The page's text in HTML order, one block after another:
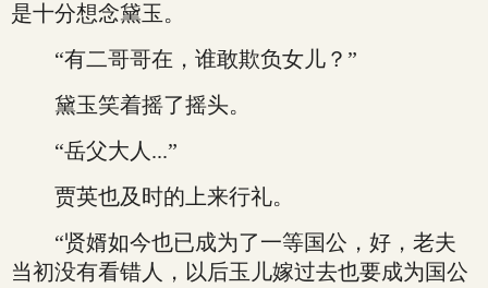
是十分想念黛玉。
“有二哥哥在，谁敢欺负女儿？”
黛玉笑着摇了摇头。
“岳父大人...”
贾英也及时的上来行礼。
“贤婿如今也已成为了一等国公，好，老夫
当初没有看错人，以后玉儿嫁过去也要成为国公